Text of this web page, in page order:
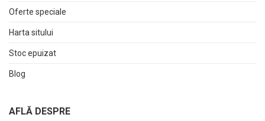
Oferte speciale
Harta sitului
Stoc epuizat
Blog
AFLĂ DESPRE